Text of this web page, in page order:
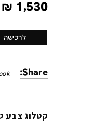
1,530
₪
לרכישה
Share:
קטלוג צבע טרי